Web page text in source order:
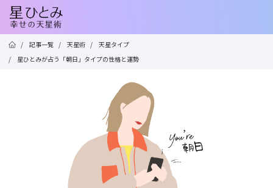
/ 記事一覧 / 天星術 /
天星タイプ
/
星ひとみが占う「朝日」タイプの性格と運勢